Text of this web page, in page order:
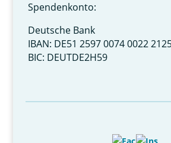
Spendenkonto:
Deutsche Bank
IBAN: DE51 2597 0074 0022
BIC: DEUTDE2H59